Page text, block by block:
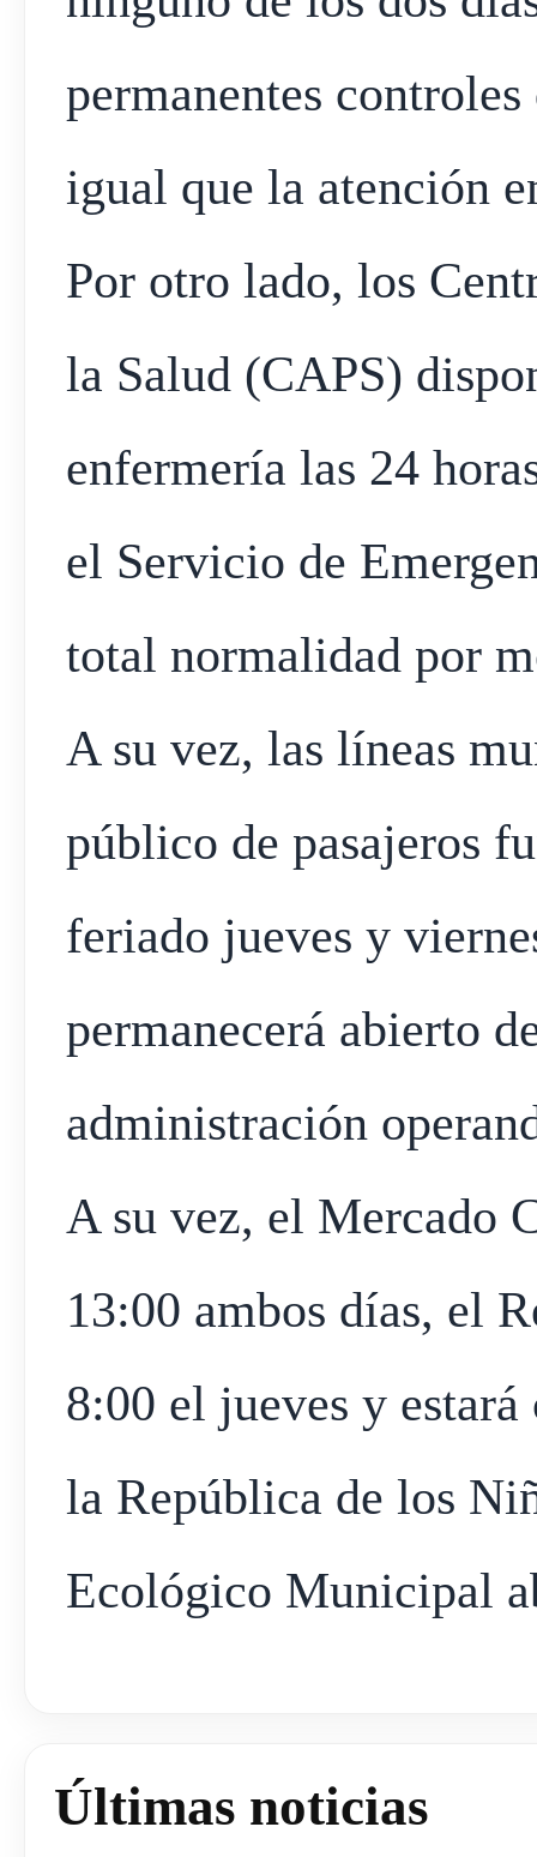
permanentes
igual que la atención
Por otro lado, los
la Salud (CAPS)
enfermería las 24
el Servicio de
total normalidad por
A su vez, las líneas
público de pasajeros
feriado jueves y
permanecerá abierto
administración
A su vez, el Mercado
13:00 ambos días, el
8:00 el jueves y
la República de los
Ecológico Municipal
Últimas noticias